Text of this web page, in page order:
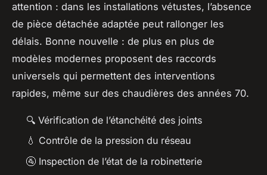
attention : dans les installations vétustes, l’absence
de pièce détachée adaptée peut rallonger les
délais. Bonne nouvelle : de plus en plus de
modèles modernes proposent des raccords
universels qui permettent des interventions
rapides, même sur des chaudières des années 70.
🔍 Vérification de l’étanchéité des joints
💧 Contrôle de la pression du réseau
🚰 Inspection de l’état de la robinetterie